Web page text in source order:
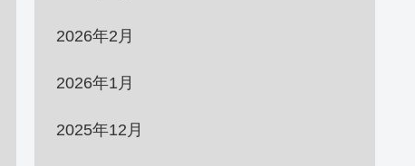
2026年2月
2026年1月
2025年12月